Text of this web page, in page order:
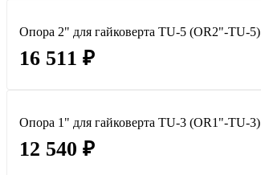
Опора 2" для гайковерта TU-5 (OR2"-TU-5)
16 511 ₽
Опора 1" для гайковерта TU-3 (OR1"-TU-3)
12 540 ₽